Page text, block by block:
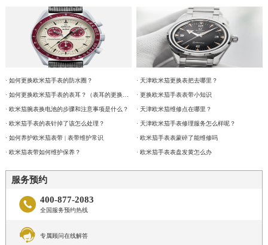
· 如何更换欧米茄手表的防水圈？
· 欧米茄腕表换电池的步骤和注意事项是什么？
· 欧米茄手表的表针掉了该怎么处理？
· 如何养护欧米茄表带 | 表带维护常识
· 欧米茄表带如何维护保养？
· 天津欧米茄更换表把去哪里？
· 更换欧米茄手表表带小知识
· 天津欧米茄维修点在哪里？
· 天津欧米茄手表修理服务怎么样呢？
· 欧米茄手表表蒙碎了能维修吗
· 欧米茄手表表盘发黄怎么办
服务预约
 400-877-2083
全国服务预约热线
 专属顾问在线解答